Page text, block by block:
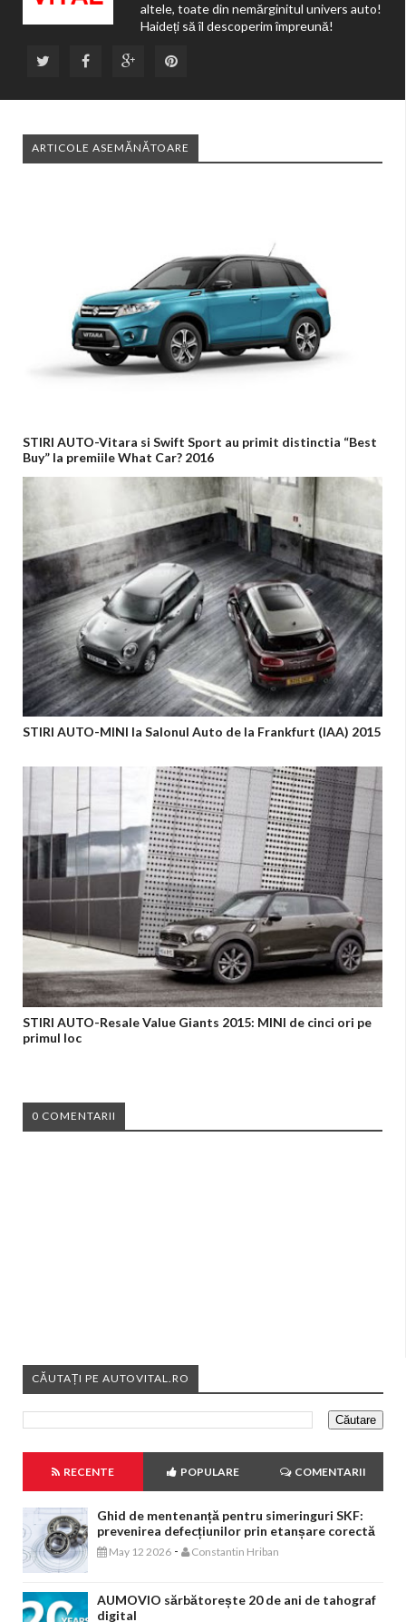
altele, toate din nemărginitul univers auto!
Haideți să îl descoperim împreună!
ARTICOLE ASEMĂNĂTOARE
STIRI AUTO-Vitara si Swift Sport au primit distinctia “Best
Buy” la premiile What Car? 2016
STIRI AUTO-MINI la Salonul Auto de la Frankfurt (IAA) 2015
STIRI AUTO-Resale Value Giants 2015: MINI de cinci ori pe
primul loc
0 COMENTARII
CĂUTAȚI PE AUTOVITAL.RO
RECENTE POPULARE COMENTARII
Ghid de mentenanță pentru simeringuri SKF:
prevenirea defecțiunilor prin etanșare corectă
May 12 2026 - Constantin Hriban
AUMOVIO sărbătorește 20 de ani de tahograf
digital